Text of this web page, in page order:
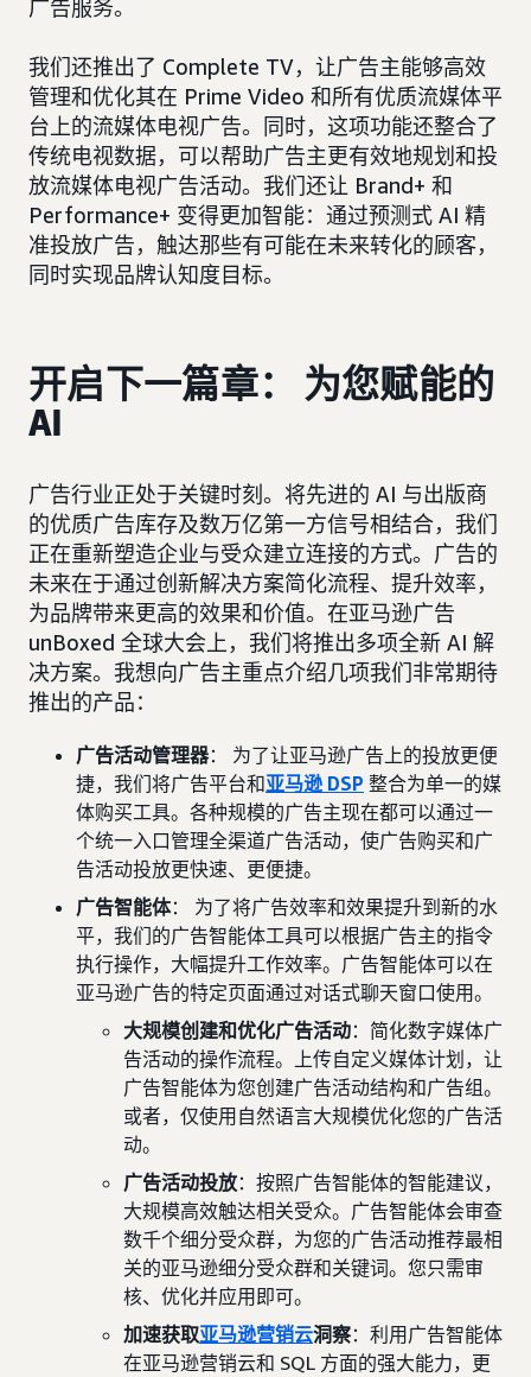
广告服务。
我们还推出了 Complete TV，让广告主能够高效
管理和优化其在 Prime Video 和所有优质流媒体平
台上的流媒体电视广告。同时，这项功能还整合了
传统电视数据，可以帮助广告主更有效地规划和投
放流媒体电视广告活动。我们还让 Brand+ 和
Performance+ 变得更加智能：通过预测式 AI 精
准投放广告，触达那些有可能在未来转化的顾客，
同时实现品牌认知度目标。
开启下一篇章： 为您赋能的
AI
广告行业正处于关键时刻。将先进的 AI 与出版商
的优质广告库存及数万亿第一方信号相结合，我们
正在重新塑造企业与受众建立连接的方式。广告的
未来在于通过创新解决方案简化流程、提升效率，
为品牌带来更高的效果和价值。在亚马逊广告
unBoxed 全球大会上，我们将推出多项全新 AI 解
决方案。我想向广告主重点介绍几项我们非常期待
推出的产品：
广告活动管理器： 为了让亚马逊广告上的投放更便
捷，我们将广告平台和亚马逊 DSP 整合为单一的媒
体购买工具。各种规模的广告主现在都可以通过一
个统一入口管理全渠道广告活动，使广告购买和广
告活动投放更快速、更便捷。
广告智能体： 为了将广告效率和效果提升到新的水
平，我们的广告智能体工具可以根据广告主的指令
执行操作，大幅提升工作效率。广告智能体可以在
亚马逊广告的特定页面通过对话式聊天窗口使用。
大规模创建和优化广告活动：简化数字媒体广
告活动的操作流程。上传自定义媒体计划，让
广告智能体为您创建广告活动结构和广告组。
或者，仅使用自然语言大规模优化您的广告活
动。
广告活动投放：按照广告智能体的智能建议，
大规模高效触达相关受众。广告智能体会审查
数千个细分受众群，为您的广告活动推荐最相
关的亚马逊细分受众群和关键词。您只需审
核、优化并应用即可。
加速获取亚马逊营销云洞察：利用广告智能体
在亚马逊营销云和 SQL 方面的强大能力，更